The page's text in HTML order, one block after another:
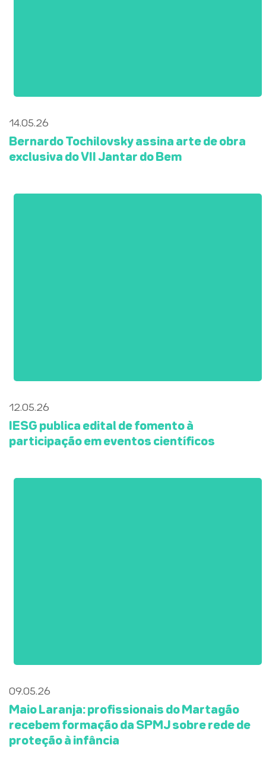
14.05.26
Bernardo Tochilovsky assina arte de obra
exclusiva do VII Jantar do Bem
12.05.26
IESG publica edital de fomento à
participação em eventos científicos
09.05.26
Maio Laranja: profissionais do Martagão
recebem formação da SPMJ sobre rede de
proteção à infância